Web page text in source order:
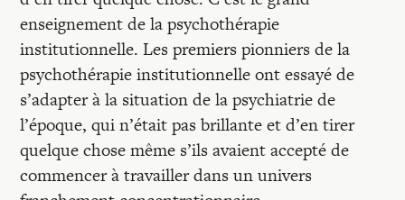
enseignement de la psychothérapie
institutionnelle. Les premiers pionniers de la
psychothérapie institutionnelle ont essayé de
s’adapter à la situation de la psychiatrie de
l’époque, qui n’était pas brillante et d’en tirer
quelque chose même s’ils avaient accepté de
commencer à travailler dans un univers